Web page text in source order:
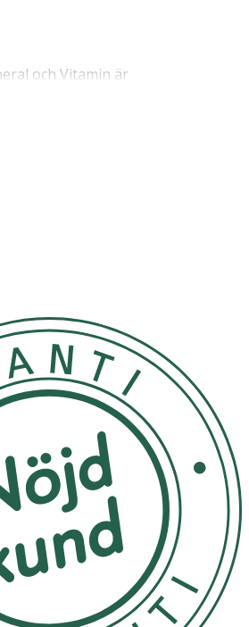
och Vitamin är
från 3 år och vuxna.
gelatinfria gelébönor med en
jordgubb. Innehåller 15 olika
Vitamin A, vitamin D, vitamin E,
B6, vitamin B12, folsyra,
daglig dos.
som alternativ till en
väl försluten och utom
Produktens utformning kan tilltala
då överdosering kan innebära
3 Tabletter 6 Tabletter
25 µg RE 50 µg RE
10 µg